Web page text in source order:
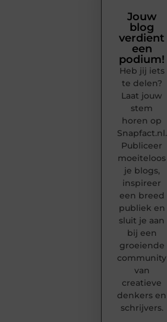
Jouw
blog
verdient
een
podium!
Heb jij iets
te delen?
Laat jouw
stem
horen op
Snapfact.nl.
Publiceer
moeiteloos
je blogs,
inspireer
een breed
publiek en
sluit je aan
bij een
groeiende
community
van
creatieve
denkers en
schrijvers.